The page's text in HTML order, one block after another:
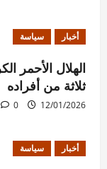
أخبار سياسة
الهلال
ثلاثة من أفراده
12/01/2026
0
أخبار سياسة